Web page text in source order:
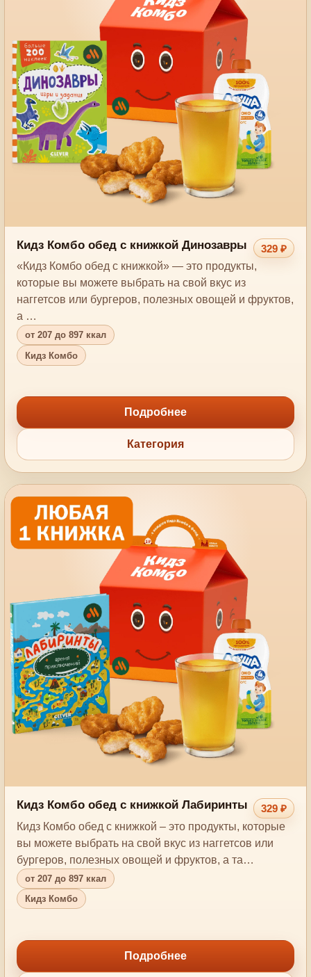
Кидз Комбо обед с книжкой Динозавры
329 ₽
«Кидз Комбо обед с книжкой» — это продукты,
которые вы можете выбрать на свой вкус из
наггетсов или бургеров, полезных овощей и фруктов,
а …
от 207 до 897 ккал
Кидз Комбо
Подробнее
Категория
Кидз Комбо обед с книжкой Лабиринты
329 ₽
Кидз Комбо обед с книжкой – это продукты, которые
вы можете выбрать на свой вкус из наггетсов или
бургеров, полезных овощей и фруктов, а та…
от 207 до 897 ккал
Кидз Комбо
Подробнее